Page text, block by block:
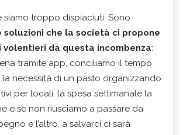
siamo troppo dispiaciuti. Sono
soluzioni che la società ci propone
volentieri da questa incombenza:
tramite app, conciliamo il tempo
necessità di un pasto organizzando
per locali, la spesa settimanale la
e se non riusciamo a passare da
e l’altro, a salvarci ci sarà